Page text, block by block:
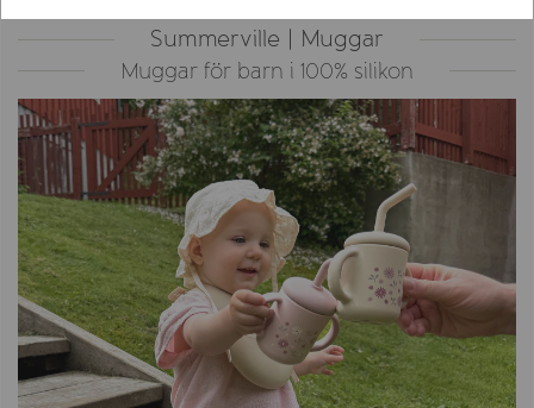
Summerville | Muggar
Muggar för barn i 100% silikon